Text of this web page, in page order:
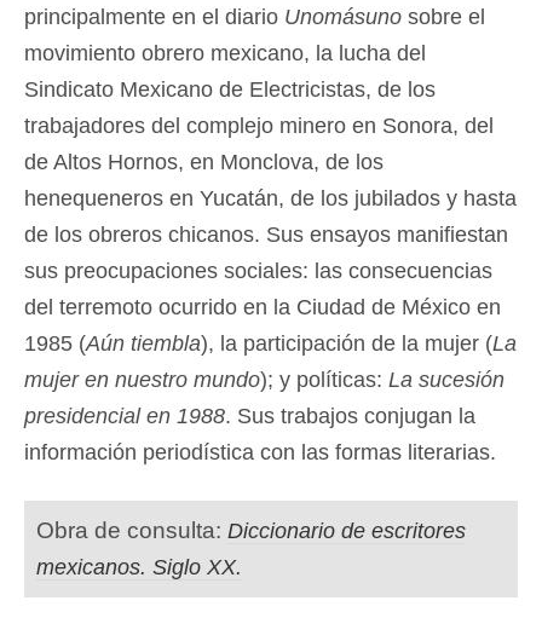
principalmente en el diario Unomásuno sobre el
movimiento obrero mexicano, la lucha del
Sindicato Mexicano de Electricistas, de los
trabajadores del complejo minero en Sonora, del
de Altos Hornos, en Monclova, de los
henequeneros en Yucatán, de los jubilados y hasta
de los obreros chicanos. Sus ensayos manifiestan
sus preocupaciones sociales: las consecuencias
del terremoto ocurrido en la Ciudad de México en
1985 (Aún tiembla), la participación de la mujer (La
mujer en nuestro mundo); y políticas: La sucesión
presidencial en 1988. Sus trabajos conjugan la
información periodística con las formas literarias.
Obra de consulta: Diccionario de escritores
mexicanos. Siglo XX.